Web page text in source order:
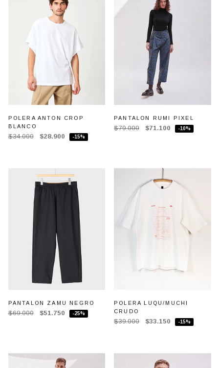
POLERA ANTON CROP
BLANCO
$34.000 $28.900 -15%
PANTALON RUMI PIXEL
$79.000 $71.100 -10%
PANTALON ZAMU NEGRO
$69.000 $51.750 -25%
POLERA LUQU/MUCHI
CRUDO
$39.000 $33.150 -15%